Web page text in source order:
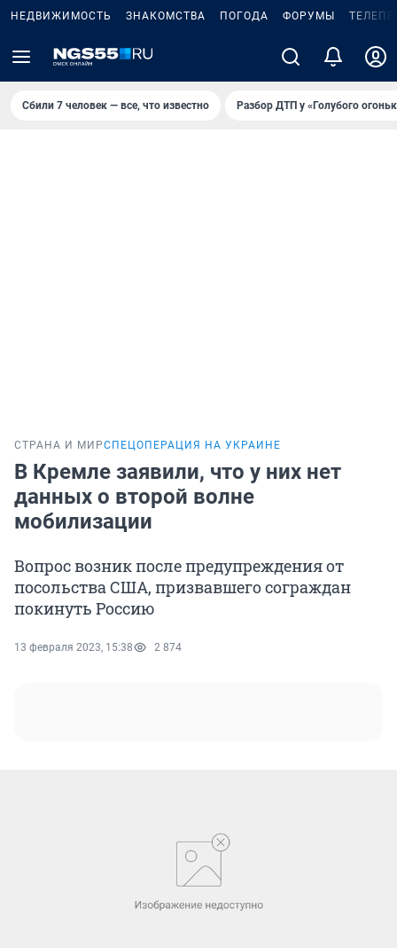
НЕДВИЖИМОСТЬ ЗНАКОМСТВА ПОГОДА ФОРУМЫ
Сбили 7 человек — все, что известно Разбор ДТП у «Голубого
СТРАНА И МИРСПЕЦОПЕРАЦИЯ НА УКРАИНЕ
В Кремле заявили, что у них нет
данных о второй волне
мобилизации
Вопрос возник после предупреждения от
посольства США, призвавшего сограждан
покинуть Россию
13 февраля 2023, 15:38 2 874